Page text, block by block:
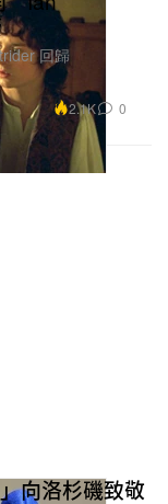
回歸
2.1K 0
向洛杉磯致敬